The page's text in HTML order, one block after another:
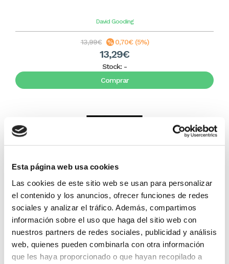
Esta página web usa cookies
Las cookies de este sitio web se usan para personalizar
el contenido y los anuncios, ofrecer funciones de redes
sociales y analizar el tráfico. Además, compartimos
información sobre el uso que haga del sitio web con
nuestros partners de redes sociales, publicidad y análisis
web, quienes pueden combinarla con otra información
que les haya proporcionado o que hayan recopilado a
David Gooding
13,99€ 0,70€ (5%)
13,29€
Stock: -
Comprar
Según Lucas
David Gooding